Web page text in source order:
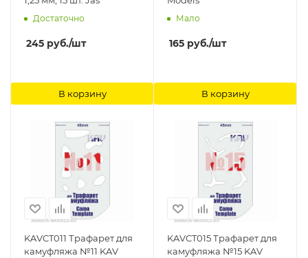
Достаточно
245 руб./шт
В корзину
Мало
165 руб./шт
В корзину
KAVCT011 Трафарет для
камуфляжа №11 KAV
KAVCT015 Трафарет для
камуфляжа №15 KAV